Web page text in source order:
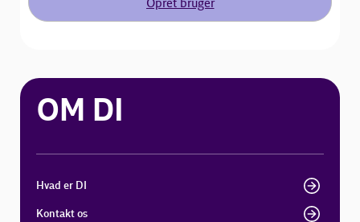
Opret bruger
OM DI
Hvad er DI
Kontakt os